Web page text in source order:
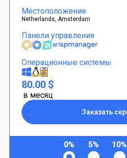
Местоположение
Netherlands, Amsterdam
Панели управления
Операционные системы
80.00 $
в месяц
Заказать
0% 5% 10%